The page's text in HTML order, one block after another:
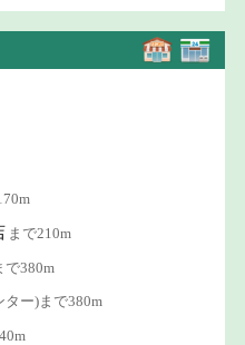
まで210m
で380m
ター)まで380m